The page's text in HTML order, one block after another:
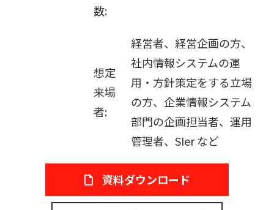
数:
想定
来場
者:
経営者、経営企画の方、
社内情報システムの運
用・方針策定をする立場
の方、企業情報システム
部門の企画担当者、運用
管理者、SIer など
資料ダウンロード